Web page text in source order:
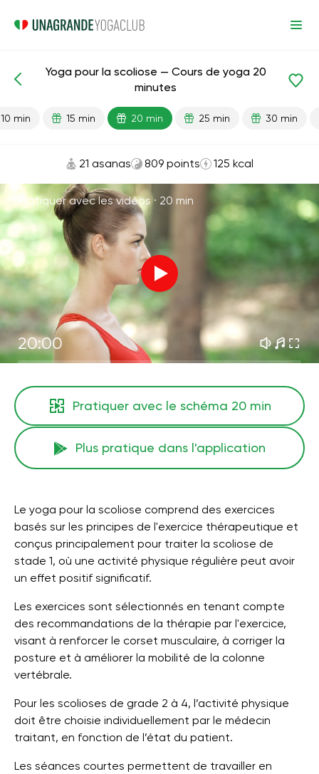
Yoga pour la scoliose — Cours de yoga 20
minutes
10 min 15 min 20 min 25 min 30 min
21 asanas 809 points 125 kcal
Pratiquer avec les vidéos · 20 min
20:00
Pratiquer avec le schéma 20 min
Plus pratique dans l'application
Le yoga pour la scoliose comprend des exercices
basés sur les principes de l'exercice thérapeutique et
conçus principalement pour traiter la scoliose de
stade 1, où une activité physique régulière peut avoir
un effet positif significatif.
Les exercices sont sélectionnés en tenant compte
des recommandations de la thérapie par l'exercice,
visant à renforcer le corset musculaire, à corriger la
posture et à améliorer la mobilité de la colonne
vertébrale.
Pour les scolioses de grade 2 à 4, l’activité physique
doit être choisie individuellement par le médecin
traitant, en fonction de l’état du patient.
Les séances courtes permettent de travailler en